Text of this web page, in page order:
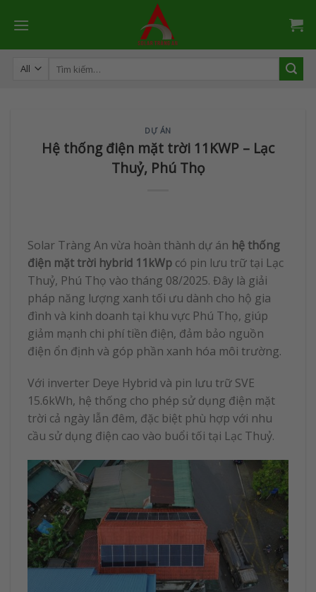
Tìm
kiếm:
DỰ ÁN
Hệ thống điện mặt trời 11KWP – Lạc
Thuỷ, Phú Thọ
Solar Tràng An vừa hoàn thành dự án hệ thống
điện mặt trời hybrid 11kWp có pin lưu trữ tại Lạc
Thuỷ, Phú Thọ vào tháng 08/2025. Đây là giải
pháp năng lượng xanh tối ưu dành cho hộ gia
đình và kinh doanh tại khu vực Phú Thọ, giúp
giảm mạnh chi phí tiền điện, đảm bảo nguồn
điện ổn định và góp phần xanh hóa môi trường.
Với inverter Deye Hybrid và pin lưu trữ SVE
15.6kWh, hệ thống cho phép sử dụng điện mặt
trời cả ngày lẫn đêm, đặc biệt phù hợp với nhu
cầu sử dụng điện cao vào buổi tối tại Lạc Thuỷ.